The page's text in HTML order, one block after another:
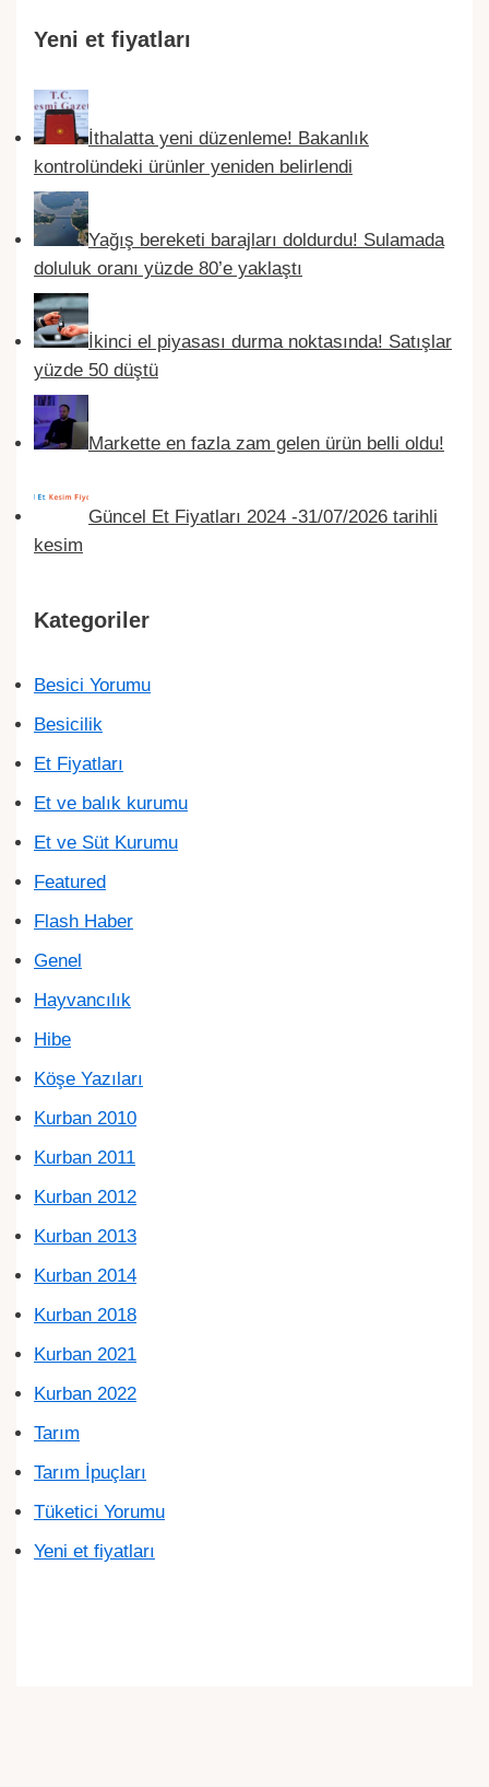
Yeni et fiyatları
İthalatta yeni düzenleme! Bakanlık
kontrolündeki ürünler yeniden belirlendi
Yağış bereketi barajları doldurdu! Sulamada
doluluk oranı yüzde 80’e yaklaştı
İkinci el piyasası durma noktasında! Satışlar
yüzde 50 düştü
Markette en fazla zam gelen ürün belli oldu!
Güncel Et Fiyatları 2024 -31/07/2026 tarihli
kesim
Kategoriler
Besici Yorumu
Besicilik
Et Fiyatları
Et ve balık kurumu
Et ve Süt Kurumu
Featured
Flash Haber
Genel
Hayvancılık
Hibe
Köşe Yazıları
Kurban 2010
Kurban 2011
Kurban 2012
Kurban 2013
Kurban 2014
Kurban 2018
Kurban 2021
Kurban 2022
Tarım
Tarım İpuçları
Tüketici Yorumu
Yeni et fiyatları